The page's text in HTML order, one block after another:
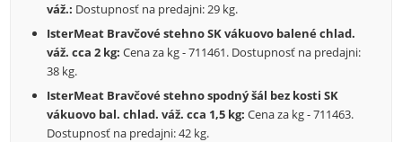
váž.: Dostupnosť na predajni: 29 kg.
IsterMeat Bravčové stehno SK vákuovo balené chlad.
váž. cca 2 kg: Cena za kg - 711461. Dostupnosť na predajni:
38 kg.
IsterMeat Bravčové stehno spodný šál bez kosti SK
vákuovo bal. chlad. váž. cca 1,5 kg: Cena za kg - 711463.
Dostupnosť na predajni: 42 kg.